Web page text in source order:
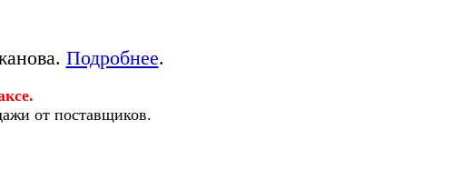
Подробнее.
от поставщиков.